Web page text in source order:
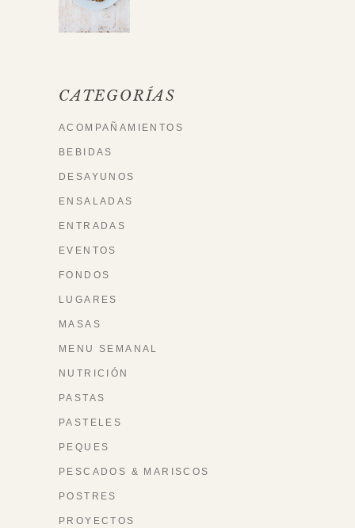
CATEGORÍAS
ACOMPAÑAMIENTOS
BEBIDAS
DESAYUNOS
ENSALADAS
ENTRADAS
EVENTOS
FONDOS
LUGARES
MASAS
MENU SEMANAL
NUTRICIÓN
PASTAS
PASTELES
PEQUES
PESCADOS & MARISCOS
POSTRES
PROYECTOS